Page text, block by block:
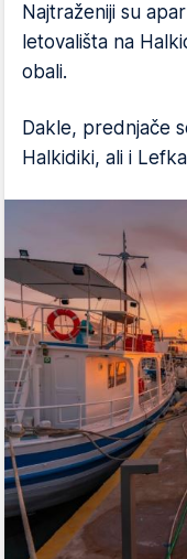
Najtraženiji su
letovališta na
obali.
Dakle, prednjače
Halkidiki, ali i